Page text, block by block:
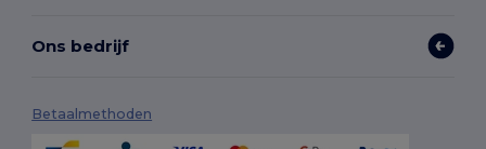
Ons bedrijf
Betaalmethoden